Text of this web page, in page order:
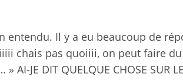
entendu. Il y a eu beaucoup de
chais pas quoiiii, on peut faire
JE DIT QUELQUE CHOSE SUR